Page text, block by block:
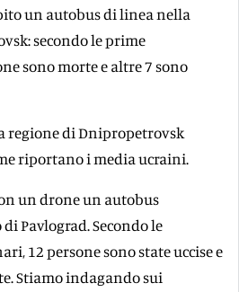
un autobus di linea nella
secondo le prime
sono morte e altre 7 sono
regione di Dnipropetrovsk
riportano i media ucraini.
un drone un autobus
Pavlograd. Secondo le
12 persone sono state uccise e
Stiamo indagando sui